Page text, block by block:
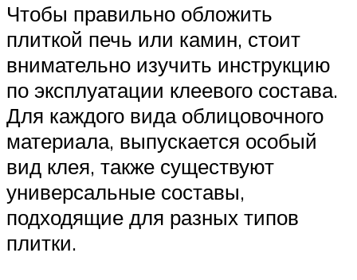
Чтобы правильно обложить
плиткой печь или камин, стоит
внимательно изучить инструкцию
по эксплуатации клеевого состава.
Для каждого вида облицовочного
материала, выпускается особый
вид клея, также существуют
универсальные составы,
подходящие для разных типов
плитки.